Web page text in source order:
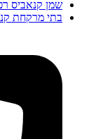
שמן קנאביס
בתי מרקחת